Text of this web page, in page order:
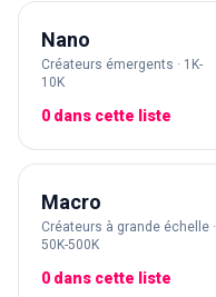
Nano
Créateurs émergents · 1K-
10K
0 dans cette liste
Macro
Créateurs à grande échelle ·
50K-500K
0 dans cette liste